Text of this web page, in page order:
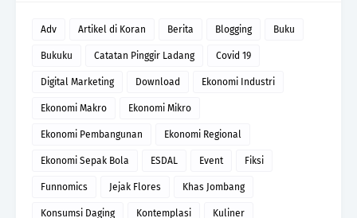
Adv Artikel di Koran Berita Blogging Buku
Bukuku Catatan Pinggir Ladang Covid 19
Digital Marketing Download Ekonomi Industri
Ekonomi Makro Ekonomi Mikro
Ekonomi Pembangunan Ekonomi Regional
Ekonomi Sepak Bola ESDAL Event Fiksi
Funnomics Jejak Flores Khas Jombang
Konsumsi Daging Kontemplasi Kuliner